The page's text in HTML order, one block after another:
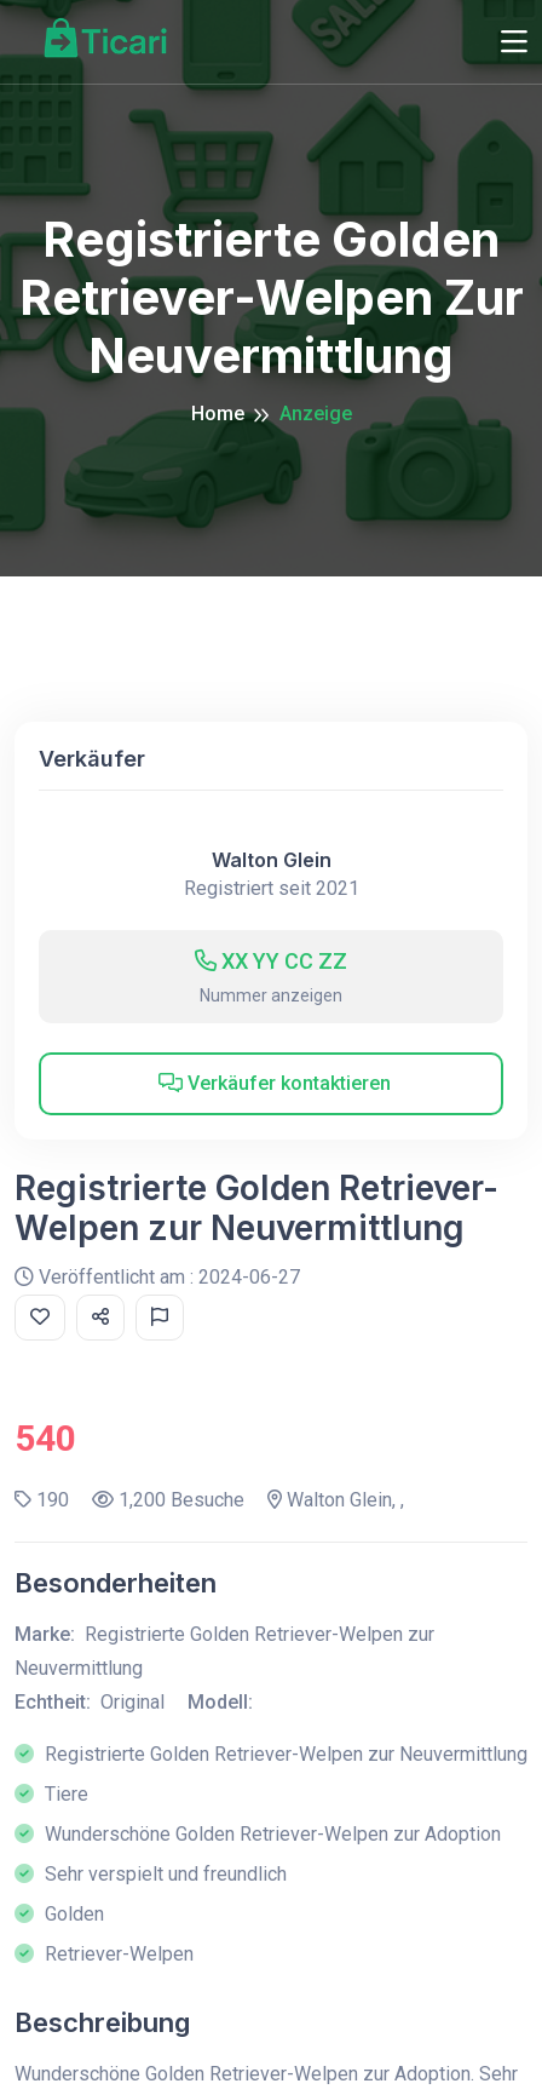
Registrierte Golden
Retriever-Welpen Zur
Neuvermittlung
Home Anzeige
Verkäufer
Walton Glein
Registriert seit 2021
XX YY CC ZZ
Nummer anzeigen
Verkäufer kontaktieren
Registrierte Golden Retriever-
Welpen zur Neuvermittlung
Veröffentlicht am : 2024-06-27
540
190 1,200 Besuche Walton Glein, ,
Besonderheiten
Marke: Registrierte Golden Retriever-Welpen zur
Neuvermittlung
Echtheit: Original Modell:
Registrierte Golden Retriever-Welpen zur Neuvermittlung
Tiere
Wunderschöne Golden Retriever-Welpen zur Adoption
Sehr verspielt und freundlich
Golden
Retriever-Welpen
Beschreibung
Wunderschöne Golden Retriever-Welpen zur Adoption. Sehr